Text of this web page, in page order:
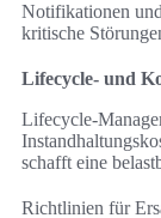
Notifikationen
kritische
Lifecycle- und
Lifecycle-
schafft eine
Richtlinien für